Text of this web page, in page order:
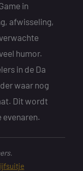
in
afwisseling,
humor.
in de Da
waar nog
Dit wordt